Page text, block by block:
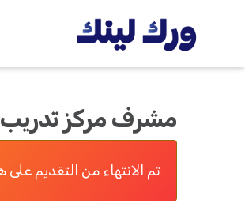
مشرف مركز تدريب
تم الانتهاء من التقديم